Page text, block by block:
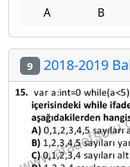
A B
9 2018-2019